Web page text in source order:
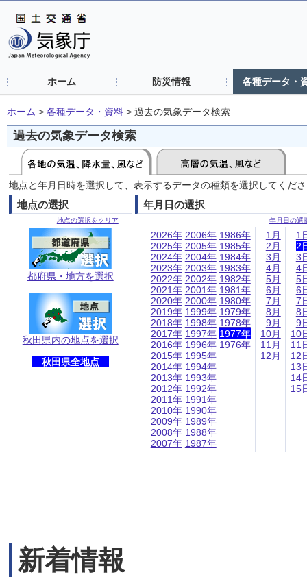
ホーム 防災情報 各種データ・
ホーム > 各種データ・資料 > 過去の気象データ検索
過去の気象データ検索
地点と年月日時を選択して、表示するデータの種類を選択してくだ
地点の選択
地点の選択をクリア
都府県・地方を選択
秋田県内の地点を選択
秋田県全地点
年月日の選択
年月日の選
2026年
2025年
2024年
2023年
2022年
2021年
2020年
2019年
2018年
2017年
2016年
2015年
2014年
2013年
2012年
2011年
2010年
2009年
2008年
2007年
2006年
2005年
2004年
2003年
2002年
2001年
2000年
1999年
1998年
1997年
1996年
1995年
1994年
1993年
1992年
1991年
1990年
1989年
1988年
1987年
1986年
1985年
1984年
1983年
1982年
1981年
1980年
1979年
1978年
1977年
1976年
1月
2月
3月
4月
5月
6月
7月
8月
9月
10月
11月
12月
1
2
3
4
5
6
7
8
9
10
11
12
13
14
15
新着情報